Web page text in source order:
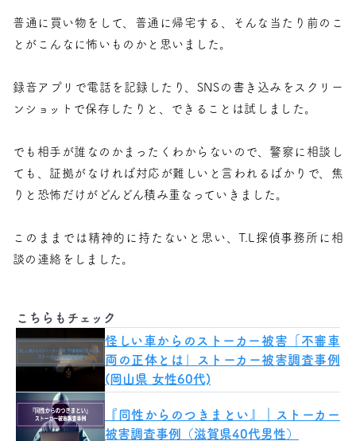
普通に買い物をして、普通に帰宅する、そんな当たり前のこ
とがこんなに怖いものかと思いました。
録音アプリで電話を記録したり、SNSの書き込みをスクリー
ンショットで保存したりと、できることは試しました。
でも相手が誰なのかまったくわからないので、警察に相談し
ても、証拠がなければ対応が難しいと言われるばかりで、焦
りと恐怖だけがどんどん積み重なっていきました。
このままでは精神的に持たないと思い、T.L探偵事務所に相
談の連絡をしました。
こちらもチェック
怪しい車からのストーカー被害「不審車
両の正体とは」ストーカー被害調査事例
(岡山県 女性60代)
『同性からのつきまとい』｜ストーカー
被害調査事例（滋賀県40代男性）